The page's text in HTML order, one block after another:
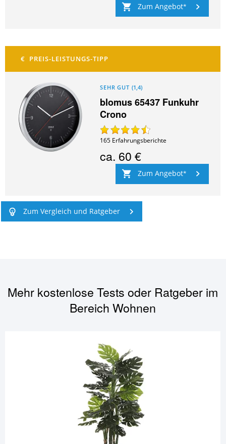
Zum Angebot
SEHR GUT (1,4)
blomus 65437 Funkuhr
Crono
165 Erfahrungsberichte
ca. 60 €
Zum Angebot
Zum Vergleich und Ratgeber
Mehr kostenlose Tests oder Ratgeber im
BereichWohnen